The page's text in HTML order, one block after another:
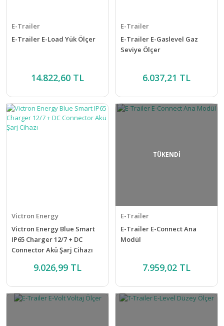
E-Trailer
E-Trailer E-Load Yük Ölçer
14.822,60 TL
E-Trailer
E-Trailer E-Gaslevel Gaz
Seviye Ölçer
6.037,21 TL
Victron Energy
Victron Energy Blue Smart
IP65 Charger 12/7 + DC
Connector Akü Şarj Cihazı
9.026,99 TL
TÜKENDİ
E-Trailer
E-Trailer E-Connect Ana
Modül
7.959,02 TL